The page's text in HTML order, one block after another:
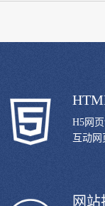
H5网
互动
网站